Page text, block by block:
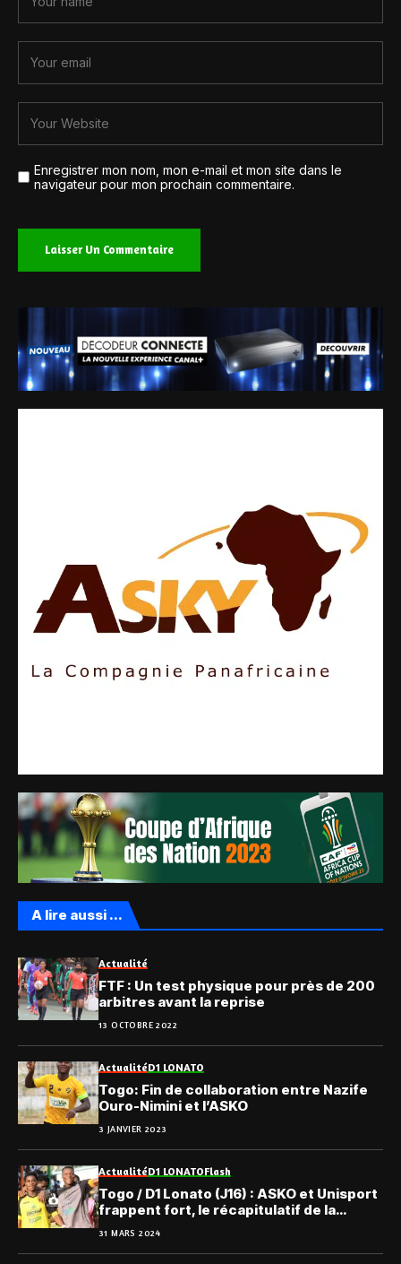
Enregistrer mon nom, mon e-mail et mon site dans le
navigateur pour mon prochain commentaire.
A lire aussi ...
Actualité
FTF : Un test physique pour près de 200
arbitres avant la reprise
13 OCTOBRE 2022
ActualitéD1 LONATO
Togo: Fin de collaboration entre Nazife
Ouro-Nimini et l’ASKO
3 JANVIER 2023
ActualitéD1 LONATOFlash
Togo / D1 Lonato (J16) : ASKO et Unisport
frappent fort, le récapitulatif de la
reprise
31 MARS 2024